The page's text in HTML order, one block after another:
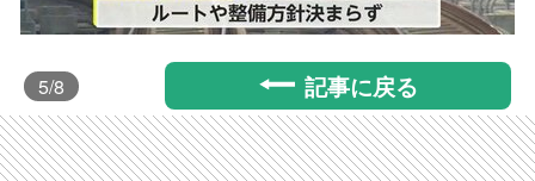
5/8 記事に戻る